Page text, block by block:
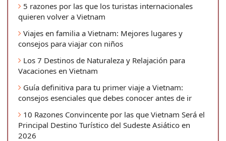
5 razones por las que los turistas internacionales
quieren volver a Vietnam
Viajes en familia a Vietnam: Mejores lugares y
consejos para viajar con niños
Los 7 Destinos de Naturaleza y Relajación para
Vacaciones en Vietnam
Guía definitiva para tu primer viaje a Vietnam:
consejos esenciales que debes conocer antes de ir
10 Razones Convincente por las que Vietnam Será el
Principal Destino Turístico del Sudeste Asiático en
2026